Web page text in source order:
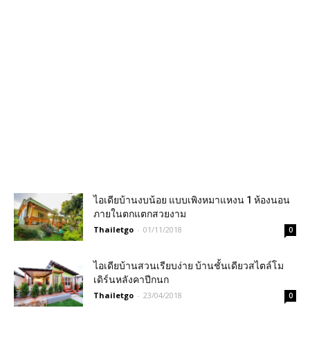
ไอเดียบ้านงบน้อย แบบเพิงหมาแหงน 1 ห้องนอน
ภายในตกแตกสวยงาม
Thailetgo - 01/11/2018 0
ไอเดียบ้านสวนเรียบง่าย บ้านชั้นเดียวสไตล์โม
เดิร์นหลังคาปีกนก
Thailetgo - 23/04/2018 0